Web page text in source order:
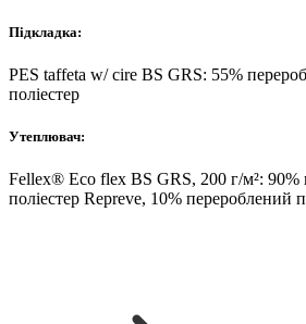
Підкладка:
PES taffeta w/ cire BS GRS: 55%
поліестер
Утеплювач:
Fellex® Eco flex BS GRS, 200 г/м²: 90%
поліестер Repreve, 10% перероблений